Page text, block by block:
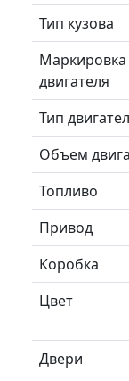
Тип кузова
Маркировка
двигателя
Тип
Объем
Топливо
Привод
Коробка
Цвет
Двери